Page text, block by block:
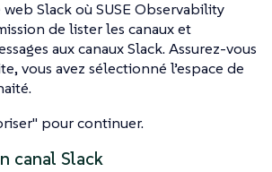
Slack où SUSE Observability
de lister les canaux et
aux canaux Slack. Assurez-vous
vous avez sélectionné l’espace de
pour continuer.
canal Slack